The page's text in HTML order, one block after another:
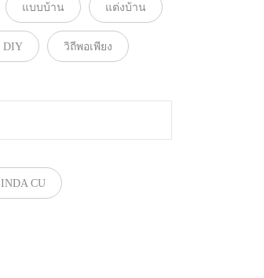
แบบบ้าน แต่งบ้าน
DIY วิถีพอเพียง
INDA CU